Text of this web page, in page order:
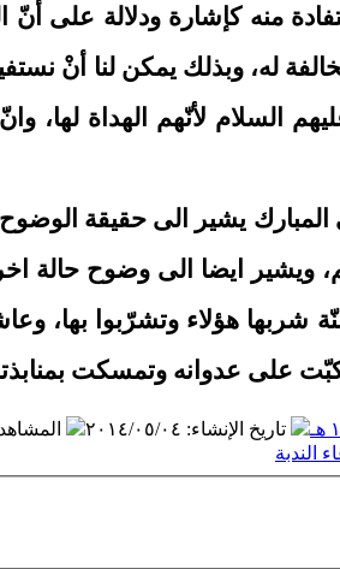
منه كإشارة ودلالة على أنّ
له، وبذلك يمكن لنا أنْ
السلام لأنّهم الهداة لها،
المبارك يشير الى حقيقة
ويشير ايضا الى وضوح حالة
شربها هؤلاء وتشرّبوا بها،
على عدوانه وتمسكت
تاريخ الإنشاء: ٢٠١٤/٠٥/٠٤
الندبة